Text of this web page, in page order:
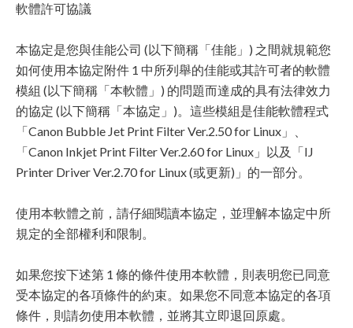
軟體許可協議
本協定是您與佳能公司 (以下簡稱「佳能」) 之間就規範您
如何使用本協定附件 1 中所列舉的佳能或其許可者的軟體
模組 (以下簡稱「本軟體」) 的問題而達成的具有法律效力
的協定 (以下簡稱「本協定」)。這些模組是佳能軟體程式
「Canon Bubble Jet Print Filter Ver.2.50 for Linux」、
「Canon Inkjet Print Filter Ver.2.60 for Linux」以及「IJ
Printer Driver Ver.2.70 for Linux (或更新)」的一部分。
使用本軟體之前，請仔細閱讀本協定，並理解本協定中所
規定的全部權利和限制。
如果您按下述第 1 條的條件使用本軟體，則表明您已同意
受本協定的各項條件的約束。如果您不同意本協定的各項
條件，則請勿使用本軟體，並將其立即退回原處。